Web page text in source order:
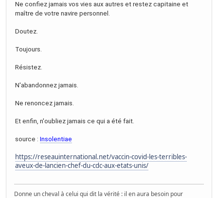
Ne confiez jamais vos vies aux autres et restez capitaine et
maître de votre navire personnel.
Doutez.
Toujours.
Résistez.
N'abandonnez jamais.
Ne renoncez jamais.
Et enfin, n'oubliez jamais ce qui a été fait.
source : Insolentiae
https://reseauinternational.net/vaccin-covid-les-terribles-
aveux-de-lancien-chef-du-cdc-aux-etats-unis/
Donne un cheval à celui qui dit la vérité : il en aura besoin pour